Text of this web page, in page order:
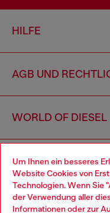
Um Ihnen ein besseres
Website Cookies von
Technologien. Wenn Sie
der Verwendung aller
Informationen oder zur
HILFE
AGB UND
WORLD OF DIESEL
CORPORATE
Choose your location